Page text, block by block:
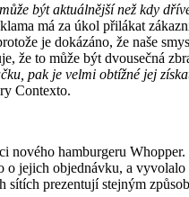
být aktuálnější než kdy
má za úkol přilákat
je dokázáno, že naše
že to může být dvousečná
pak je velmi obtížné jej
Contexto.
nového hamburgeru
jejich objednávku, a
sítích prezentují stejným